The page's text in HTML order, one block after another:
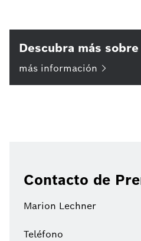
Descubra más
más información
Contacto de
Marion Lechner
Teléfono